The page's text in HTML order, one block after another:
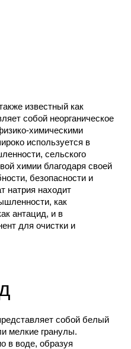
известный как
собой неорганическое
химическими
используется в
сельского
химии благодаря своей
безопасности и
натрия находит
как
антацид, и в
для очистки и
собой белый
мелкие гранулы.
в воде, образуя